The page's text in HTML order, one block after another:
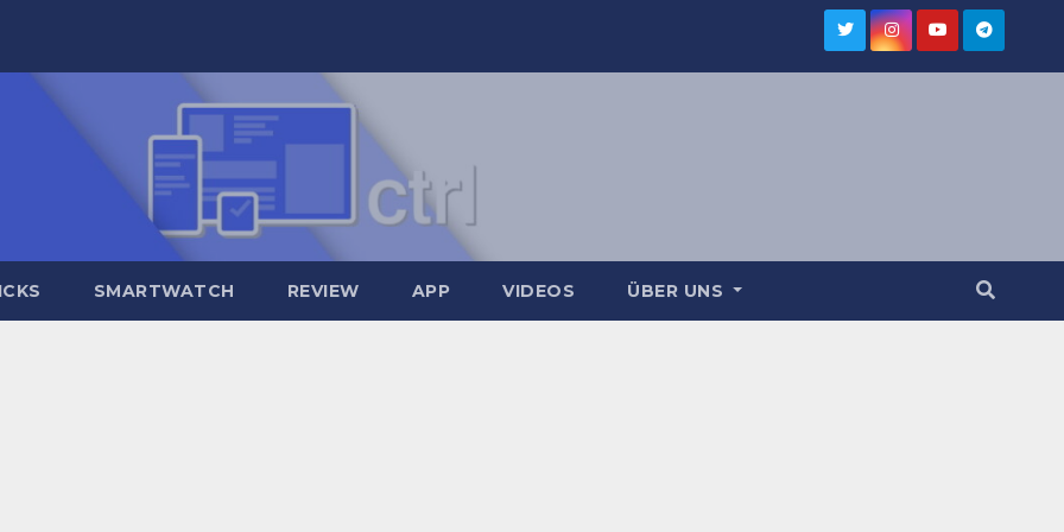
SMARTWATCH REVIEW APP VIDEOS ÜBER UNS